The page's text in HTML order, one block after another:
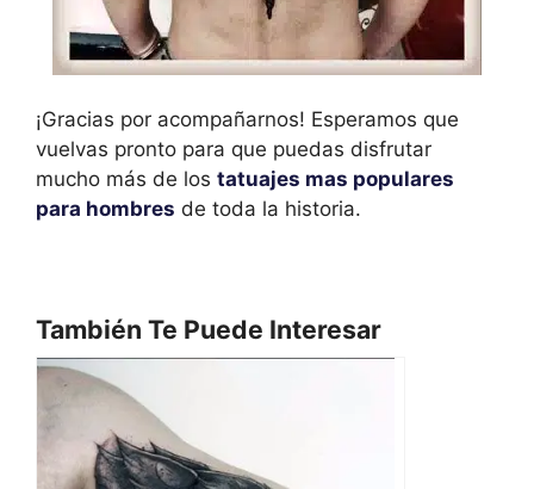
¡Gracias por acompañarnos! Esperamos que
vuelvas pronto para que puedas disfrutar
mucho más de los tatuajes mas populares
para hombres de toda la historia.
También Te Puede Interesar